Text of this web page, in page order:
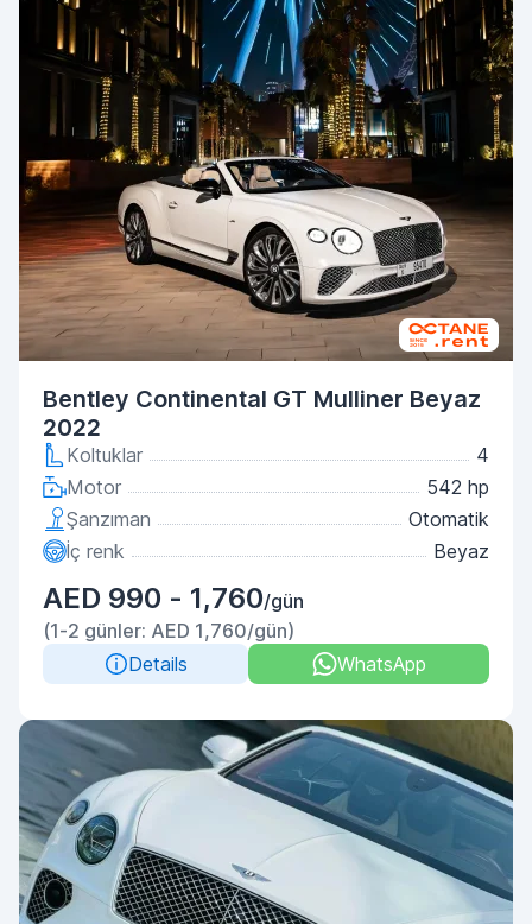
Bentley Continental GT Mulliner Beyaz
2022
Koltuklar
4
Motor
542 hp
Şanzıman
Otomatik
İç renk
Beyaz
AED 990 - 1,760/gün
(1-2 günler: AED 1,760/gün)
Details
WhatsApp